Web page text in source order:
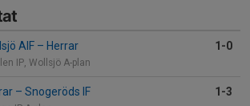
AIF – Herrar
IP, Wollsjö A-plan
1-0
– Snogeröds IF 1-3